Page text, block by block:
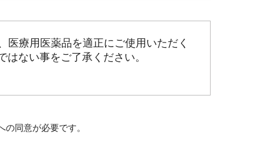
医療用医薬品を適正にご使用いただく
ない事をご了承ください。
の同意が必要です。